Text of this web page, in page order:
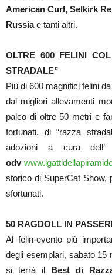
American Curl, Selkirk
Russiae tanti altri.
OLTRE 600 FELINI
STRADALE”
Più di 600 magnifici felini
dai migliori allevamenti
palco di oltre 50 metri e
fortunati, di “razza
adozioni a cura dell’
odv
storico di SuperCat Show,
sfortunati.
50 RAGDOLL IN
Al felin-evento più
degli esemplari, sabato 15
si terrà il Best di